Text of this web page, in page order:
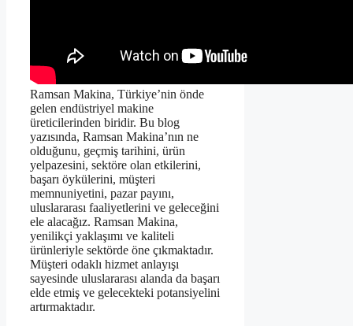
Ramsan Makina, Türkiye’nin önde
gelen endüstriyel makine
üreticilerinden biridir. Bu blog
yazısında, Ramsan Makina’nın ne
olduğunu, geçmiş tarihini, ürün
yelpazesini, sektöre olan etkilerini,
başarı öykülerini, müşteri
memnuniyetini, pazar payını,
uluslararası faaliyetlerini ve geleceğini
ele alacağız. Ramsan Makina,
yenilikçi yaklaşımı ve kaliteli
ürünleriyle sektörde öne çıkmaktadır.
Müşteri odaklı hizmet anlayışı
sayesinde uluslararası alanda da başarı
elde etmiş ve gelecekteki potansiyelini
artırmaktadır.